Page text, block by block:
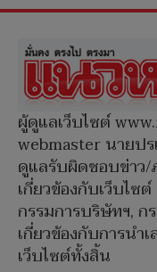
ผู้ดูแลเว็บไซต์
webmaster นายป
ดูแลรับผิดชอบข่า
เกี่ยวข้องกับเว็บไซต์
กรรมการบริษัทฯ, ก
เกี่ยวข้องกับการนำ
เว็บไซต์ทั้งสิ้น